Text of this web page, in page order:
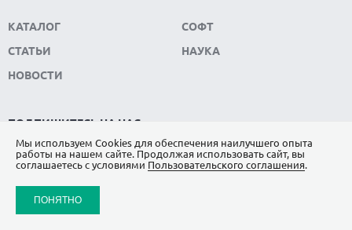
КАТАЛОГ
СТАТЬИ
НОВОСТИ
СОФТ
НАУКА
ПОДПИШИТЕСЬ НА НАС
ЯНДЕКС.ДЗЕН
Мы используем Сookies для обеспечения наилучшего опыта
работы на нашем сайте. Продолжая использовать сайт, вы
соглашаетесь с условиями Пользовательского соглашения.
ПОНЯТНО